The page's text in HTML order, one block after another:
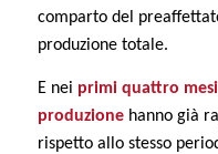
comparto del
produzione totale.
E nei primi quattro
produzionehanno già
rispetto allo stesso